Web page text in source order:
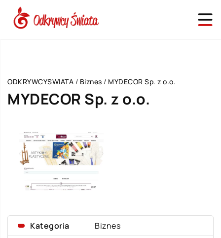
ODKRYWCYSWIATA / Biznes / MYDECOR Sp. z o.o.
MYDECOR Sp. z o.o.
Kategoria
Biznes